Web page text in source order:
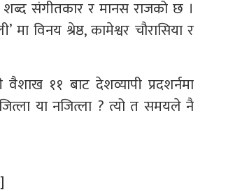
संगीतकार र मानस राजको छ ।
विनय श्रेष्ठ, कामेश्वर चौरासिया र
११ बाट देशव्यापी प्रदशर्नमा
या नजित्ला ? त्यो त समयले नै